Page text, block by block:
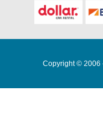
Copyright © 2006